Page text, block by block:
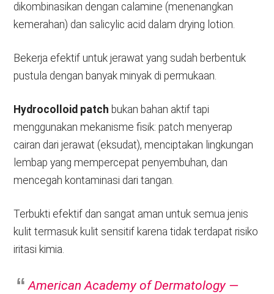
dikombinasikan dengan calamine (menenangkan
kemerahan) dan salicylic acid dalam drying lotion.
Bekerja efektif untuk jerawat yang sudah berbentuk
pustula dengan banyak minyak di permukaan.
Hydrocolloid patch bukan bahan aktif tapi
menggunakan mekanisme fisik: patch menyerap
cairan dari jerawat (eksudat), menciptakan lingkungan
lembap yang mempercepat penyembuhan, dan
mencegah kontaminasi dari tangan.
Terbukti efektif dan sangat aman untuk semua jenis
kulit termasuk kulit sensitif karena tidak terdapat risiko
iritasi kimia.
American Academy of Dermatology —